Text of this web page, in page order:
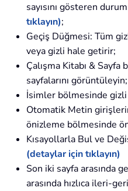
sayısını gösteren
tıklayın);
Geçiş Düğmesi: Tüm
veya gizli hale getirir;
Çalışma Kitabı &
sayfalarını görüntüleyin;
İsimler bölmesinde gizli
Otomatik Metin
önizleme bölmesinde
Kısayollarla Bul ve
(detaylar için tıklayın)
Son iki sayfa arasında
arasında hızlıca ileri-